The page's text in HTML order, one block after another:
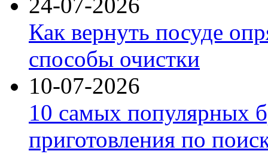
Как вернуть посуде
способы очистки
10-07-2026
10 самых популярных
приготовления по